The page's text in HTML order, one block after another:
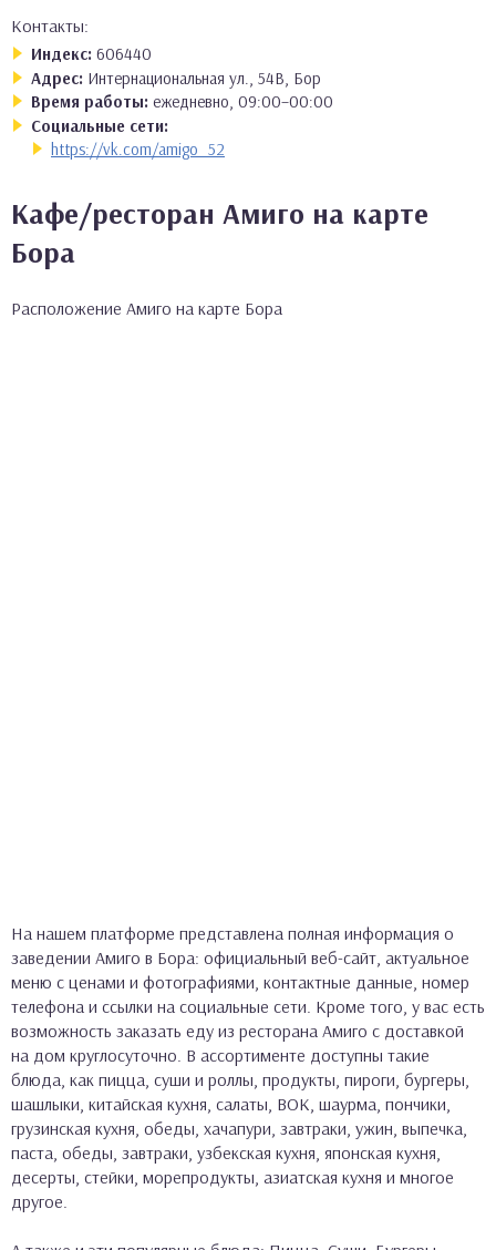
Контакты:
Индекс: 606440
Адрес: Интернациональная ул., 54В, Бор
Время работы: ежедневно, 09:00–00:00
Социальные сети:
https://vk.com/amigo_52
Кафе/ресторан Амиго на карте
Бора
Расположение Амиго на карте Бора
На нашем платформе представлена полная информация о
заведении Амиго в Бора: официальный веб-сайт, актуальное
меню с ценами и фотографиями, контактные данные, номер
телефона и ссылки на социальные сети. Кроме того, у вас есть
возможность заказать еду из ресторана Амиго с доставкой
на дом круглосуточно. В ассортименте доступны такие
блюда, как пицца, суши и роллы, продукты, пироги, бургеры,
шашлыки, китайская кухня, салаты, ВОК, шаурма, пончики,
грузинская кухня, обеды, хачапури, завтраки, ужин, выпечка,
паста, обеды, завтраки, узбекская кухня, японская кухня,
десерты, стейки, морепродукты, азиатская кухня и многое
другое.